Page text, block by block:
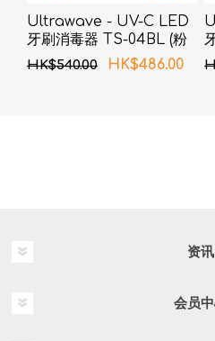
Ultrawave - UV-C LED
牙刷消毒器 TS-04BL (粉
蓝色)
HK$540.00 HK$486.00
资讯
会员